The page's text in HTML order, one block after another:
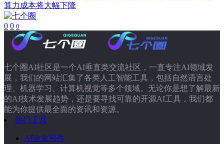
算力成本将大幅下降
0 0 0
七个圈AI社区是一个AI垂直类交流社区，一直专注AI领域发
展，我们的网站汇集了各类人工智能工具，包括自然语言处
理、机器学习、计算机视觉等多个领域。无论你是想了解最新
的AI技术发展趋势，还是要寻找可靠的开源AI工具，我们都
能为你提供最全面的资讯和资源。
热门工具
AI论文写作